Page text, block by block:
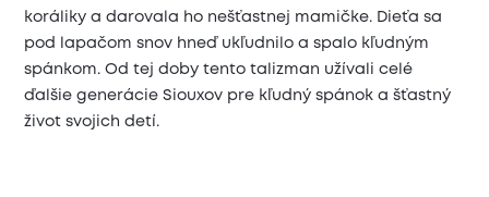
koráliky a darovala ho nešťastnej mamičke. Dieťa sa
pod lapačom snov hneď ukľudnilo a spalo kľudným
spánkom. Od tej doby tento talizman užívali celé
ďalšie generácie Siouxov pre kľudný spánok a šťastný
život svojich detí.